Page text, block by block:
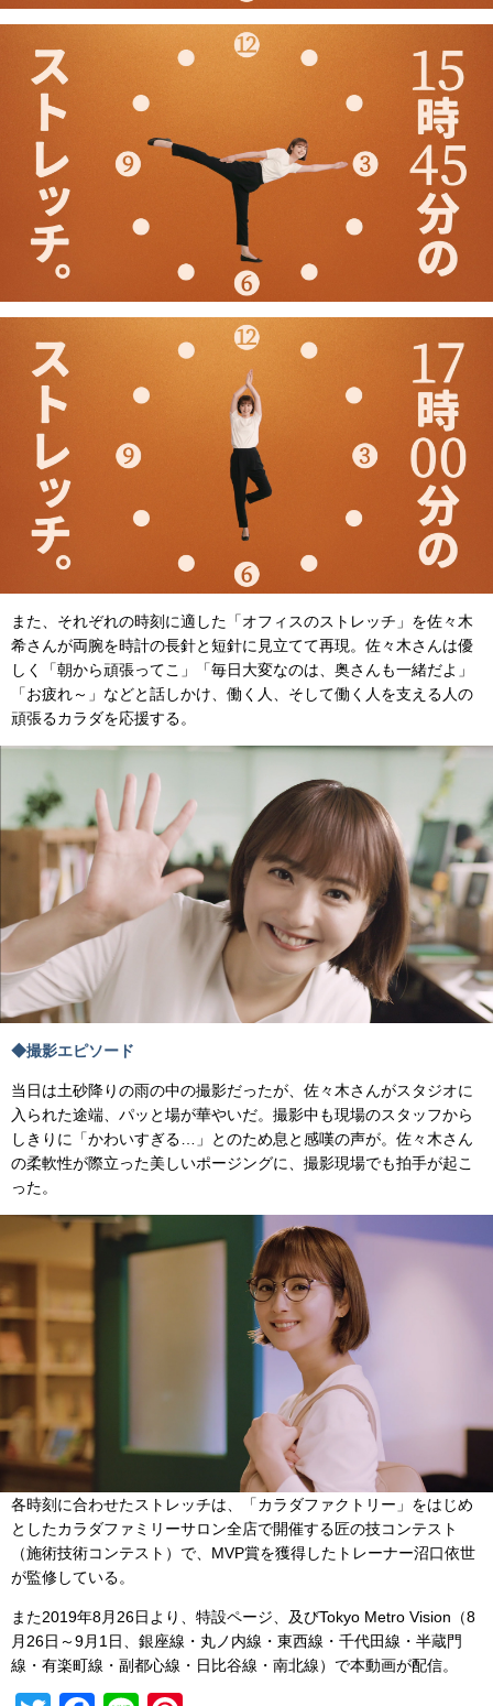
また、それぞれの時刻に適した「オフィスのストレッチ」を佐々木
希さんが両腕を時計の長針と短針に見立てて再現。佐々木さんは優
しく「朝から頑張ってこ」「毎日大変なのは、奥さんも一緒だよ」
「お疲れ～」などと話しかけ、働く人、そして働く人を支える人の
頑張るカラダを応援する。
◆撮影エピソード
当日は土砂降りの雨の中の撮影だったが、佐々木さんがスタジオに
入られた途端、パッと場が華やいだ。撮影中も現場のスタッフから
しきりに「かわいすぎる…」とのため息と感嘆の声が。佐々木さん
の柔軟性が際立った美しいポージングに、撮影現場でも拍手が起こ
った。
各時刻に合わせたストレッチは、「カラダファクトリー」をはじめ
としたカラダファミリーサロン全店で開催する匠の技コンテスト
（施術技術コンテスト）で、MVP賞を獲得したトレーナー沼口依世
が監修している。
また2019年8月26日より、特設ページ、及びTokyo Metro Vision（8
月26日～9月1日、銀座線・丸ノ内線・東西線・千代田線・半蔵門
線・有楽町線・副都心線・日比谷線・南北線）で本動画が配信。